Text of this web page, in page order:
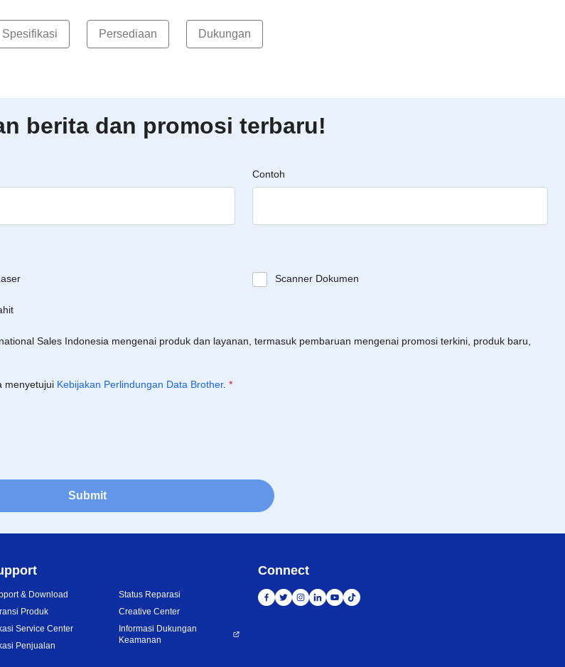
Spesifikasi Persediaan Dukungan
berita dan promosi terbaru!
Contoh
Scanner Dokumen
Sales Indonesia mengenai produk dan layanan, termasuk pembaruan mengenai promosi terkini, produk baru,
menyetujui Kebijakan Perlindungan Data Brother. *
Submit
& Download
Produk
Service Center
Penjualan
Status Reparasi
Creative Center
Informasi Dukungan
Keamanan
Connect